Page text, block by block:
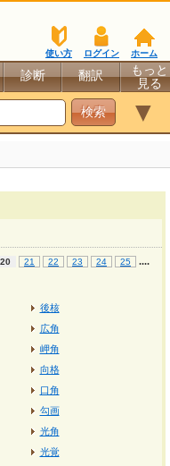
ホーム
ログイン
使い方
診断 翻訳
もっと
見る
▼
20 21 22 23 24 25 ....
後核
広角
岬角
向格
口角
勾画
光角
光覚